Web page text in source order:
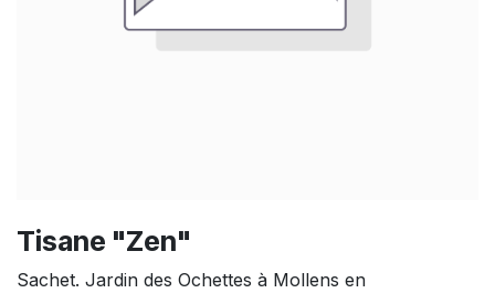
Tisane "Zen"
Sachet. Jardin des Ochettes à Mollens en